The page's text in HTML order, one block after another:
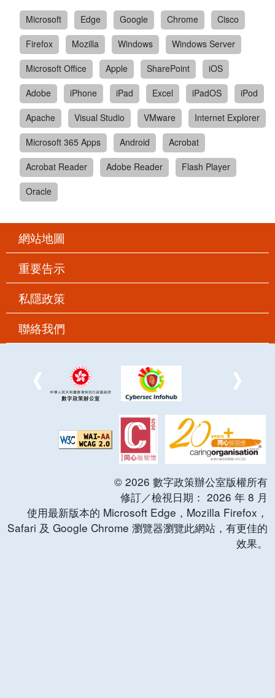
Microsoft Edge Google Chrome
Cisco
Firefox
Mozilla Windows
Windows Server
Microsoft Office
Apple SharePoint
iOS
Adobe
iPhone iPad Excel iPadOS
iPod
Apache
Visual Studio VMware
Internet Explorer
Microsoft 365 Apps
Android
Acrobat
Acrobat Reader
Adobe Reader
Flash Player
Oracle
網站地圖
重要告示
私隱政策
聯絡我們
© 2026 數字政策辦公室版權所有
修訂／檢視日期： 2026 年 8 月
使用最新版本的 Microsoft Edge，Mozilla Firefox，
Safari 及 Google Chrome 瀏覽器瀏覽此網站，有更佳的
效果。